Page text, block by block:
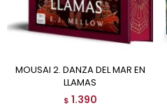
MOUSAI 2. DANZA DEL MAR EN
LLAMAS
$ 1.390